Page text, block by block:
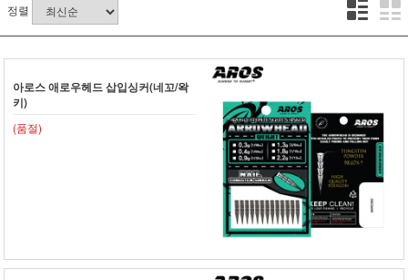
정렬
아로스 애로우헤드 삽입싱커(네꼬/왁
키)
(품절)